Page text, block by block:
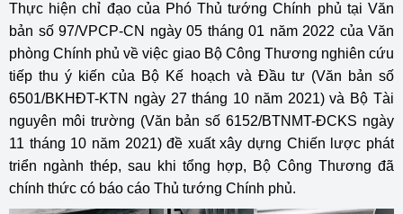
Thực hiện chỉ đạo của Phó Thủ tướng Chính phủ tại Văn
bản số 97/VPCP-CN ngày 05 tháng 01 năm 2022 của Văn
phòng Chính phủ về việc giao Bộ Công Thương nghiên cứu
tiếp thu ý kiến của Bộ Kế hoạch và Đầu tư (Văn bản số
6501/BKHĐT-KTN ngày 27 tháng 10 năm 2021) và Bộ Tài
nguyên môi trường (Văn bản số 6152/BTNMT-ĐCKS ngày
11 tháng 10 năm 2021) đề xuất xây dựng Chiến lược phát
triển ngành thép, sau khi tổng hợp, Bộ Công Thương đã
chính thức có báo cáo Thủ tướng Chính phủ.